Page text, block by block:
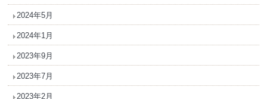
2024年5月
2024年1月
2023年9月
2023年7月
2023年2月